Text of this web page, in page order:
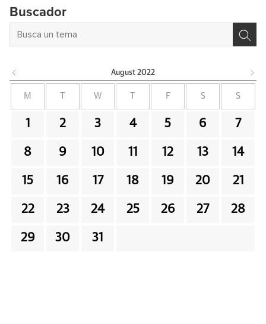
Buscador
August 2022
M W F S S
1 2 3 4 5 6 7
8 9 10 11 12 13 14
15 16 17 18 19 20 21
22 23 24 25 26 27 28
29 30 31